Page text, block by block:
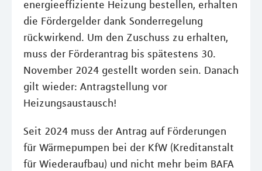
energieeffiziente Heizung bestellen, erhalten
die Fördergelder dank Sonderregelung
rückwirkend. Um den Zuschuss zu erhalten,
muss der Förderantrag bis spätestens 30.
November 2024 gestellt worden sein. Danach
gilt wieder: Antragstellung vor
Heizungsaustausch!
Seit 2024 muss der Antrag auf Förderungen
für Wärmepumpen bei der KfW (Kreditanstalt
für Wiederaufbau) und nicht mehr beim BAFA